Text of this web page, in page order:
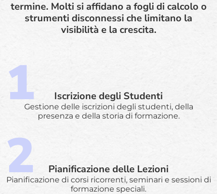
termine. Molti si affidano a fogli di calcolo o
strumenti disconnessi che limitano la
visibilità e la crescita.
Iscrizione degli Studenti
Gestione delle iscrizioni degli studenti, della
presenza e della storia di formazione.
Pianificazione delle Lezioni
Pianificazione di corsi ricorrenti, seminari e sessioni di
formazione speciali.